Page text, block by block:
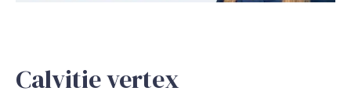
Calvitie vertex